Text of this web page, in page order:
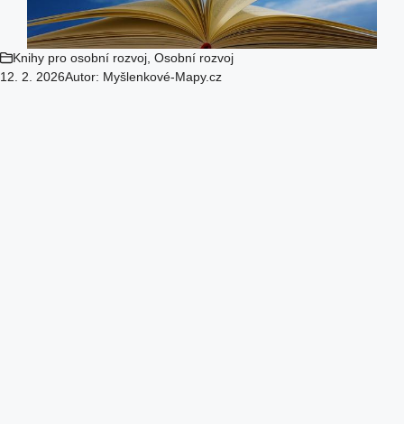
Knihy pro osobní rozvoj Osobní rozvoj
12. 2. 2026Autor: Myšlenkové-Mapy.cz